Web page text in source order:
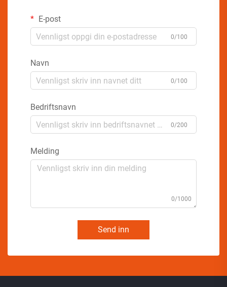
E-post
0/100
Navn
0/100
Bedriftsnavn
0/200
Melding
0/1000
Send inn